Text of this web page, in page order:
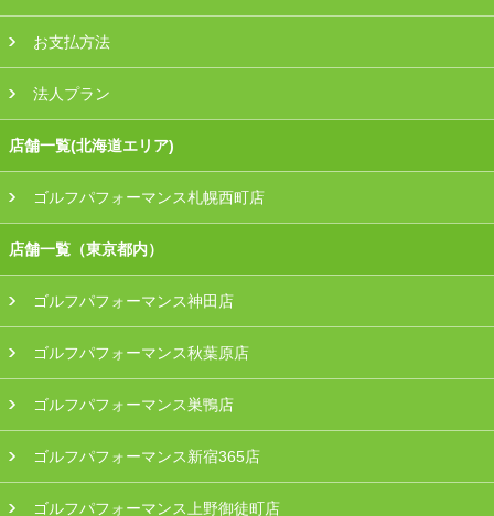
お支払方法
法人プラン
店舗一覧(北海道エリア)
ゴルフパフォーマンス札幌西町店
店舗一覧（東京都内）
ゴルフパフォーマンス神田店
ゴルフパフォーマンス秋葉原店
ゴルフパフォーマンス巣鴨店
ゴルフパフォーマンス新宿365店
ゴルフパフォーマンス上野御徒町店